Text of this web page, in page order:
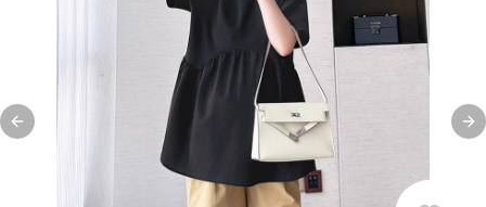
Previous slide